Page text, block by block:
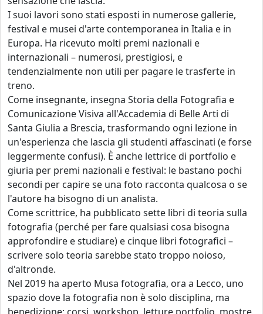
I suoi lavori sono stati esposti in numerose gallerie,
festival e musei d'arte contemporanea in Italia e in
Europa. Ha ricevuto molti premi nazionali e
internazionali – numerosi, prestigiosi, e
tendenzialmente non utili per pagare le trasferte in
treno.
Come insegnante, insegna Storia della Fotografia e
Comunicazione Visiva all'Accademia di Belle Arti di
Santa Giulia a Brescia, trasformando ogni lezione in
un'esperienza che lascia gli studenti affascinati (e forse
leggermente confusi). È anche lettrice di portfolio e
giuria per premi nazionali e festival: le bastano pochi
secondi per capire se una foto racconta qualcosa o se
l'autore ha bisogno di un analista.
Come scrittrice, ha pubblicato sette libri di teoria sulla
fotografia (perché per fare qualsiasi cosa bisogna
approfondire e studiare) e cinque libri fotografici –
scrivere solo teoria sarebbe stato troppo noioso,
d'altronde.
Nel 2019 ha aperto Musa fotografia, ora a Lecco, uno
spazio dove la fotografia non è solo disciplina, ma